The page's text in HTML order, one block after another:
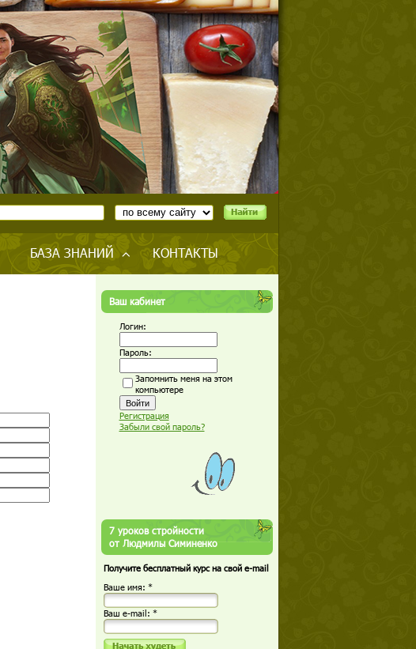
БАЗА ЗНАНИЙ КОНТАКТЫ
Ваш кабинет
Логин:
Пароль:
Запомнить меня на этом
компьютере
Регистрация
Забыли свой пароль?
7 уроков стройности
от Людмилы Симиненко
Получите бесплатный курс на свой e-mail
Ваше имя: *
Ваш е-mail: *